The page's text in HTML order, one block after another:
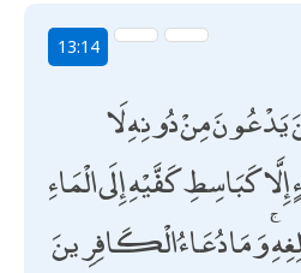
13:14
يَدْعُونَ مِنْ دُونِهِ لَا
كَبَاسِطِ كَفَّيْهِ إِلَى الْمَاءِ
وَمَا دُعَاءُ الْكَافِرِينَ